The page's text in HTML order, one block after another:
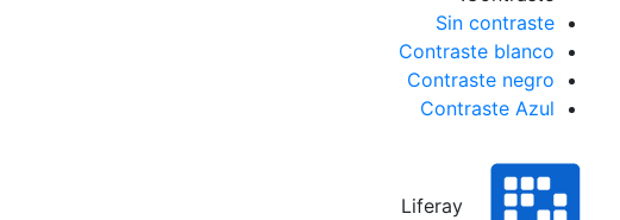
Sin contraste
Contraste blanco
Contraste negro
Contraste Azul
Liferay